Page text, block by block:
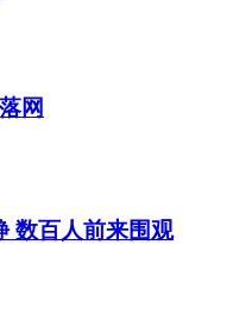
网
数百人前来围观